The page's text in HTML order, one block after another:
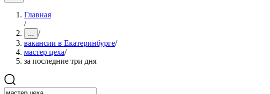
Главная
/
... /
вакансии в Екатеринбурге/
мастер цеха/
за последние три дня